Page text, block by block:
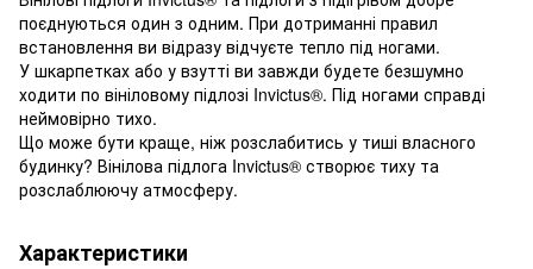
поєднуються один з одним. При дотриманні правил
встановлення ви відразу відчуєте тепло під ногами.
У шкарпетках або у взутті ви завжди будете безшумно
ходити по вініловому підлозі Invictus®. Під ногами справді
неймовірно тихо.
Що може бути краще, ніж розслабитись у тиші власного
будинку? Вінілова підлога Invictus® створює тиху та
розслаблюючу атмосферу.
Характеристики